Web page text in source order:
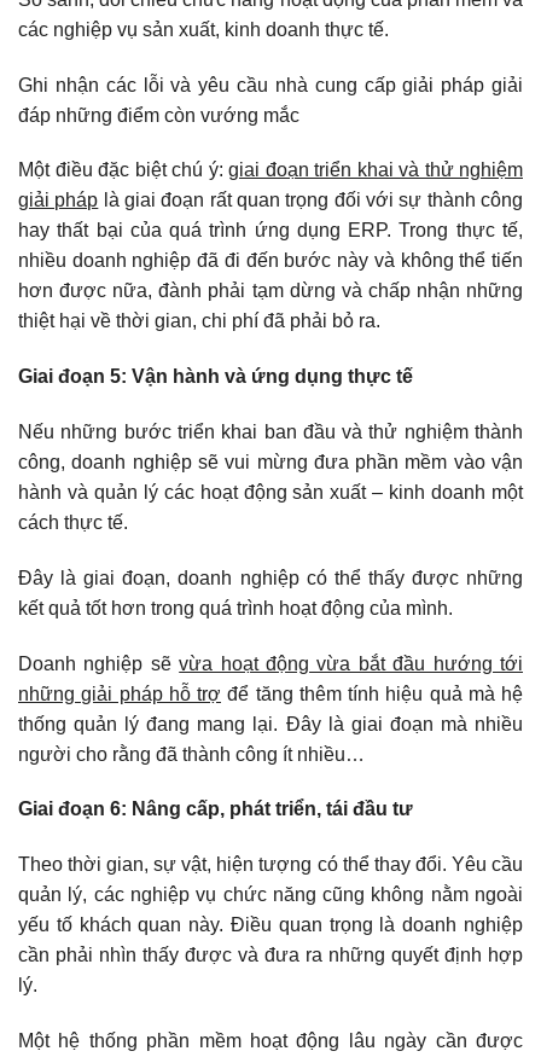
các nghiệp vụ sản xuất, kinh doanh thực tế.
Ghi nhận các lỗi và yêu cầu nhà cung cấp giải pháp giải
đáp những điểm còn vướng mắc
Một điều đặc biệt chú ý: giai đoạn triển khai và thử nghiệm
giải pháp là giai đoạn rất quan trọng đối với sự thành công
hay thất bại của quá trình ứng dụng ERP. Trong thực tế,
nhiều doanh nghiệp đã đi đến bước này và không thể tiến
hơn được nữa, đành phải tạm dừng và chấp nhận những
thiệt hại về thời gian, chi phí đã phải bỏ ra.
Giai đoạn 5: Vận hành và ứng dụng thực tế
Nếu những bước triển khai ban đầu và thử nghiệm thành
công, doanh nghiệp sẽ vui mừng đưa phần mềm vào vận
hành và quản lý các hoạt động sản xuất – kinh doanh một
cách thực tế.
Đây là giai đoạn, doanh nghiệp có thể thấy được những
kết quả tốt hơn trong quá trình hoạt động của mình.
Doanh nghiệp sẽvừa hoạt động vừa bắt đầu hướng tới
những giải pháp hỗ trợ để tăng thêm tính hiệu quả mà hệ
thống quản lý đang mang lại. Đây là giai đoạn mà nhiều
người cho rằng đã thành công ít nhiều…
Giai đoạn 6: Nâng cấp, phát triển, tái đầu tư
Theo thời gian, sự vật, hiện tượng có thể thay đổi. Yêu cầu
quản lý, các nghiệp vụ chức năng cũng không nằm ngoài
yếu tố khách quan này. Điều quan trọng là doanh nghiệp
cần phải nhìn thấy được và đưa ra những quyết định hợp
lý.
Một hệ thống phần mềm hoạt động lâu ngày cần được